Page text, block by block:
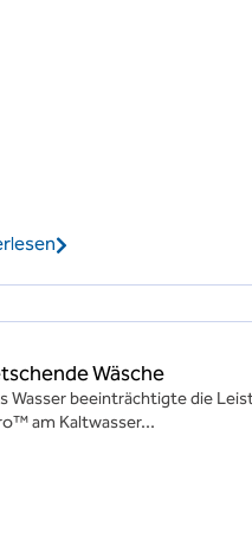
Wäsche
Wasser beeinträchtigte die
am Kaltwasser...